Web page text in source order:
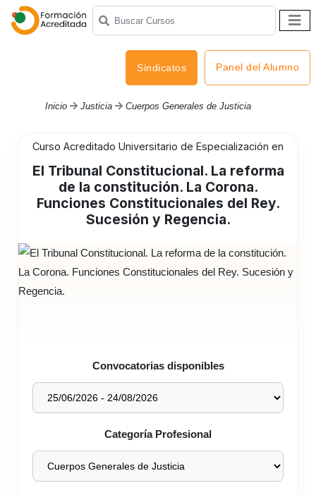
Sindicatos Panel del Alumno
Inicio Justicia Cuerpos Generales de Justicia
Curso Acreditado Universitario de Especialización en
El Tribunal Constitucional. La reforma
de la constitución. La Corona.
Funciones Constitucionales del Rey.
Sucesión y Regencia.
Convocatorias disponibles
Categoría Profesional